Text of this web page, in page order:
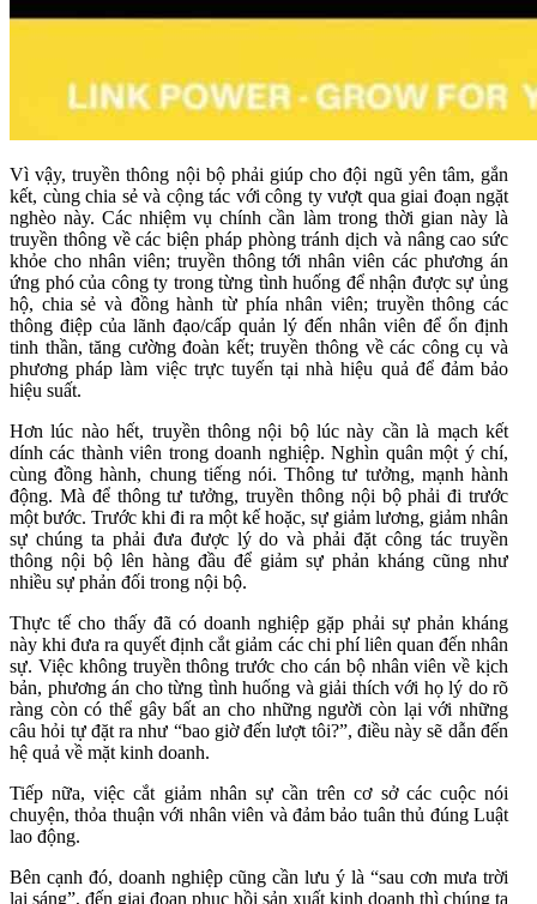
Vì vậy, truyền thông nội bộ phải giúp cho đội ngũ yên tâm, gắn
kết, cùng chia sẻ và cộng tác với công ty vượt qua giai đoạn ngặt
nghèo này. Các nhiệm vụ chính cần làm trong thời gian này là
truyền thông về các biện pháp phòng tránh dịch và nâng cao sức
khỏe cho nhân viên; truyền thông tới nhân viên các phương án
ứng phó của công ty trong từng tình huống để nhận được sự ủng
hộ, chia sẻ và đồng hành từ phía nhân viên; truyền thông các
thông điệp của lãnh đạo/cấp quản lý đến nhân viên để ổn định
tinh thần, tăng cường đoàn kết; truyền thông về các công cụ và
phương pháp làm việc trực tuyến tại nhà hiệu quả để đảm bảo
hiệu suất.
Hơn lúc nào hết, truyền thông nội bộ lúc này cần là mạch kết
dính các thành viên trong doanh nghiệp. Nghìn quân một ý chí,
cùng đồng hành, chung tiếng nói. Thông tư tưởng, mạnh hành
động. Mà để thông tư tưởng, truyền thông nội bộ phải đi trước
một bước. Trước khi đi ra một kế hoặc, sự giảm lương, giảm nhân
sự chúng ta phải đưa được lý do và phải đặt công tác truyền
thông nội bộ lên hàng đầu để giảm sự phản kháng cũng như
nhiều sự phản đối trong nội bộ.
Thực tế cho thấy đã có doanh nghiệp gặp phải sự phản kháng
này khi đưa ra quyết định cắt giảm các chi phí liên quan đến nhân
sự. Việc không truyền thông trước cho cán bộ nhân viên về kịch
bản, phương án cho từng tình huống và giải thích với họ lý do rõ
ràng còn có thể gây bất an cho những người còn lại với những
câu hỏi tự đặt ra như “bao giờ đến lượt tôi?”, điều này sẽ dẫn đến
hệ quả về mặt kinh doanh.
Tiếp nữa, việc cắt giảm nhân sự cần trên cơ sở các cuộc nói
chuyện, thỏa thuận với nhân viên và đảm bảo tuân thủ đúng Luật
lao động.
Bên cạnh đó, doanh nghiệp cũng cần lưu ý là “sau cơn mưa trời
lại sáng”, đến giai đoạn phục hồi sản xuất kinh doanh thì chúng ta